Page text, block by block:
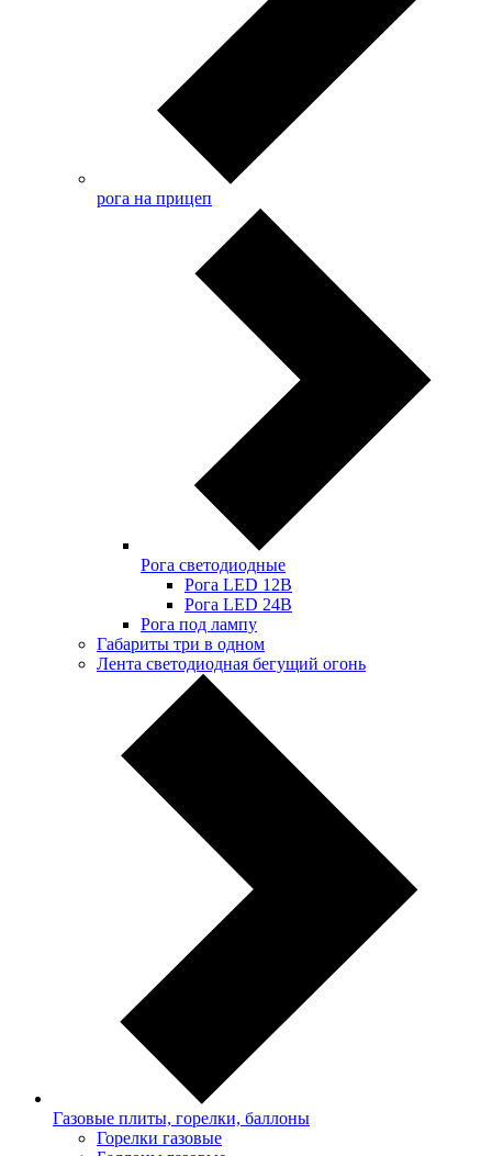
рога на прицеп
Рога светодиодные
Рога LED 12В
Рога LED 24В
Рога под лампу
Габариты три в одном
Лента светодиодная бегущий огонь
Газовые плиты, горелки, баллоны
Горелки газовые